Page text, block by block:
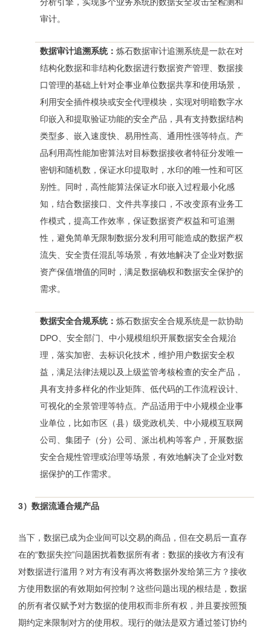
审计。
数据审计追溯系统： 炼石数据审计追溯系统是一款在对
结构化数据和非结构化数据进行数据资产管理、数据接
口管理的基础上针对企事业单位数据共享和使用场景，
利用安全插件模块或安全代理模块，实现对明暗数字水
印嵌入和提取验证功能的安全产品，具有支持数据结构
类型多、嵌入速度快、易用性高、通用性强等特点。产
品利用高性能加密算法对目标数据接收者特征分发唯一
密钥和随机数，保证水印提取时，水印的唯一性和可区
别性。同时，高性能算法保证水印嵌入过程最小化感
知，结合数据接口、文件共享接口，不改变原有业务工
作模式，提高工作效率，保证数据资产权益和可追溯
性，避免简单无限制数据分发利用可能造成的数据产权
流失、安全责任混乱等场景，有效地解决了企业对数据
资产保值增值的同时，满足数据确权和数据安全保护的
需求。
数据安全合规系统： 炼石数据安全合规系统是一款协助
DPO、安全部门、中小规模组织开展数据安全合规治
理，落实加密、去标识化技术，维护用户数据安全权
益，满足法律法规以及上级监管考核检查的安全产品，
具有支持多样化的作业矩阵、低代码的工作流程设计、
可视化的全景管理等特点。产品适用于中小规模企业事
业单位，比如市区（县）级党政机关、中小规模互联网
公司、集团子（分）公司、派出机构等客户，开展数据
安全合规性管理或治理等场景，有效地解决了企业对数
据保护的工作需求。
3）数据流通合规产品
当下，数据已成为企业间可以交易的商品，但在交易后一直存
在的“数据失控”问题困扰着数据所有者：数据的接收方有没有
对数据进行滥用？对方有没有再次将数据外发给第三方？接收
方使用数据的有效期如何控制？这些问题出现的根结是，数据
的所有者仅赋予对方数据的使用权而非所有权，并且要按照预
期约定来限制对方的使用权。现行的做法是双方通过签订协约